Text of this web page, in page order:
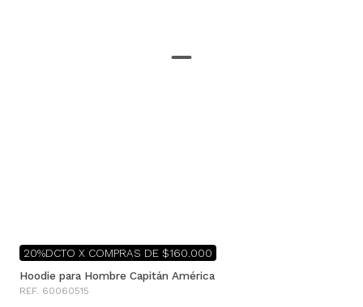
20%DCTO X COMPRAS DE $160.000
Hoodie para Hombre Capitán América
REF. 60060515